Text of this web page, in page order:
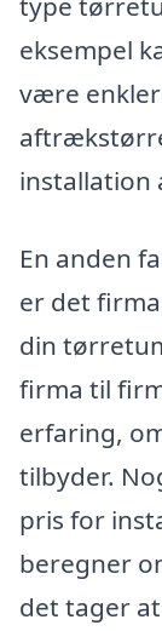
eksempel
være
installation
En anden
er det
din
firma til
erfaring,
tilbyder.
pris for
beregner
det tager